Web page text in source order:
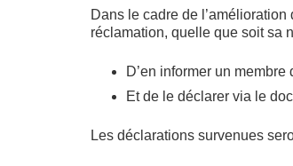
Dans le cadre de
réclamation, quelle que soit sa
D’en informer un
Et de le déclarer via le
Les déclarations survenues